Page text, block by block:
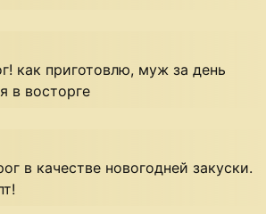
как приготовлю, муж за день
в восторге
в качестве новогодней закуски.